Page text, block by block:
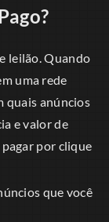
leilão. Quando
uma rede
quais anúncios
e valor de
por clique
que você